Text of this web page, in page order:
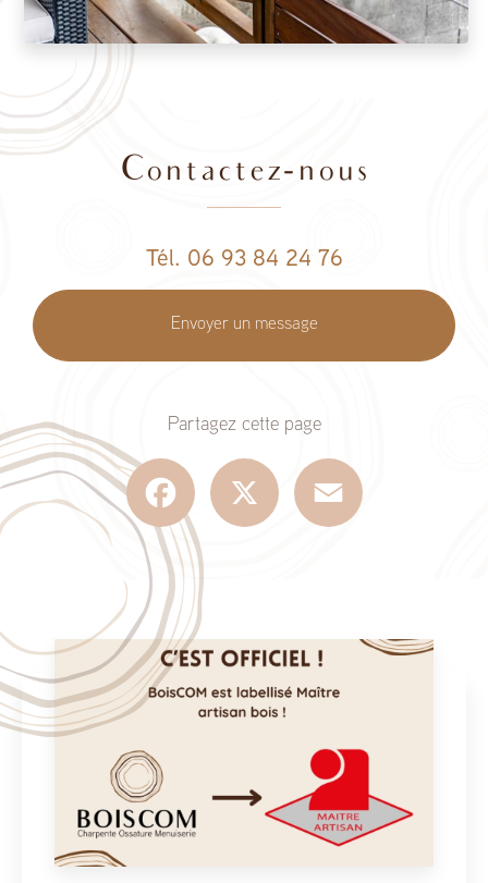
Contactez-nous
Tél. 06 93 84 24 76
Envoyer un message
Partagez cette page
Facebook